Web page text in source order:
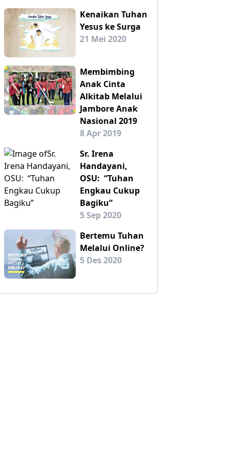
Kenaikan Tuhan
Yesus ke Surga
21 Mei 2020
Membimbing
Anak Cinta
Alkitab Melalui
Jambore Anak
Nasional 2019
8 Apr 2019
Sr. Irena
Handayani,
OSU: “Tuhan
Engkau Cukup
Bagiku”
5 Sep 2020
Bertemu Tuhan
Melalui Online?
5 Des 2020